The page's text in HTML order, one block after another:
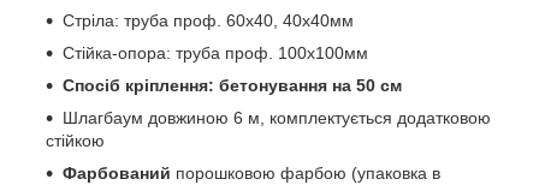
Стріла: труба проф. 60х40, 40х40мм
Стійка-опора: труба проф. 100х100мм
Спосіб кріплення: бетонування на 50 см
Шлагбаум довжиною 6 м, комплектується додатковою
стійкою
Фарбований порошковою фарбою (упаковка в